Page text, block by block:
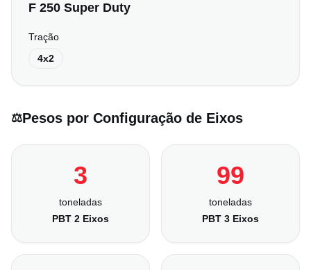
F 250 Super Duty
Tração
4x2
⚖️Pesos por Configuração de Eixos
3
toneladas
PBT 2 Eixos
99
toneladas
PBT 3 Eixos